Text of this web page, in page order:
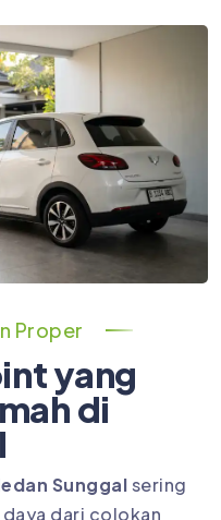
Proper
yang
di
Sunggalsering
dari colokan